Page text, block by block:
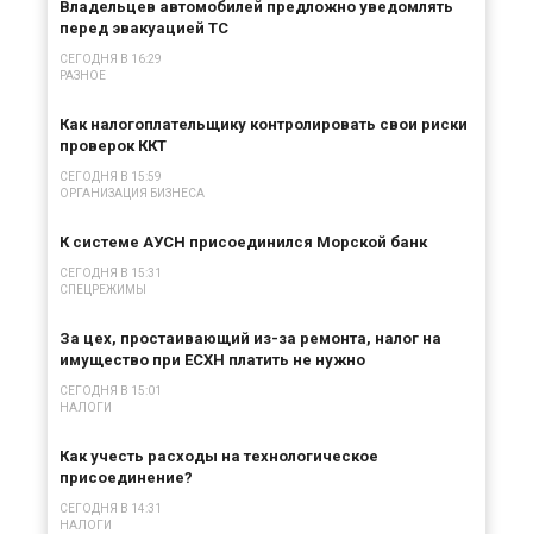
Владельцев автомобилей предложно уведомлять
перед эвакуацией ТС
СЕГОДНЯ В 16:29
РАЗНОЕ
Как налогоплательщику контролировать свои риски
проверок ККТ
СЕГОДНЯ В 15:59
ОРГАНИЗАЦИЯ БИЗНЕСА
К системе АУСН присоединился Морской банк
СЕГОДНЯ В 15:31
СПЕЦРЕЖИМЫ
За цех, простаивающий из-за ремонта, налог на
имущество при ЕСХН платить не нужно
СЕГОДНЯ В 15:01
НАЛОГИ
Как учесть расходы на технологическое
присоединение?
СЕГОДНЯ В 14:31
НАЛОГИ